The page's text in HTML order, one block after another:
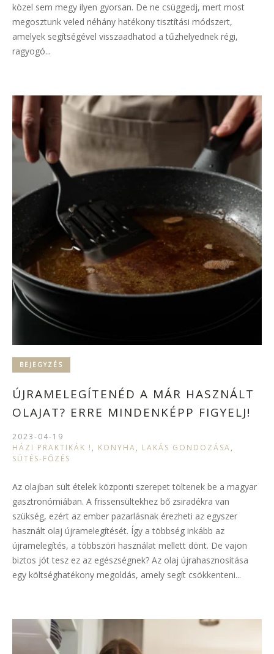
közel sem megy ilyen gyorsan. De ne csüggedj, mert most
megosztunk veled néhány hatékony tisztítási módszert,
amelyek segítségével visszaadhatod a tűzhelyednek régi,
ragyogó...
BEJEGYZÉS
ÚJRAMELEGÍTENÉD A MÁR HASZNÁLT
OLAJAT? ERRE MINDENKÉPP FIGYELJ!
2023-04-19
HÁZI PRAKTIKÁK ! , KONYHA, LAKÁS GONDOZÁSA,
SÜTÉS-FŐZÉS
Az olajban sült ételek központi szerepet töltenek be a magyar
gasztronómiában. A frissensültekhez bő zsiradékra van
szükség, ezért az ember pazarlásnak érezheti az egyszer
használt olaj újramelegítését. Így a többség inkább az
újramelegítés, a többszöri használat mellett dönt. De vajon
biztos jót tesz ez az egészségnek? Az olaj újrahasznosítása
egy költséghatékony megoldás, amely segít csökkenteni...